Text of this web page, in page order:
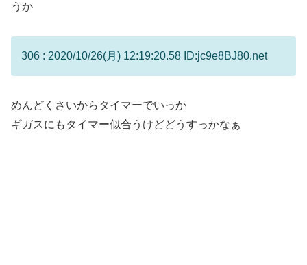
うか
306 : 2020/10/26(月) 12:19:20.58 ID:jc9e8BJ80.net
めんどくさいからタイマーでいっか
ギガスにもタイマー似合うけどどうすっかなぁ